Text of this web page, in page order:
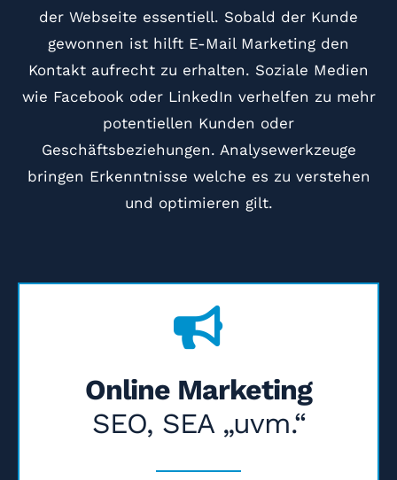
der Webseite essentiell. Sobald der Kunde
gewonnen ist hilft E-Mail Marketing den
Kontakt aufrecht zu erhalten. Soziale Medien
wie Facebook oder LinkedIn verhelfen zu mehr
potentiellen Kunden oder
Geschäftsbeziehungen. Analysewerkzeuge
bringen Erkenntnisse welche es zu verstehen
und optimieren gilt.
Online Marketing
SEO, SEA „uvm.“